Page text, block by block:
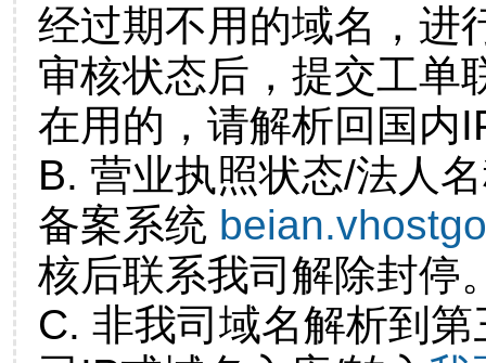
经过期不用的域名，进
审核状态后，提交工单
在用的，请解析回国内
B. 营业执照状态/法人
备案系统
核后联系我司解除封停
C. 非我司域名解析到